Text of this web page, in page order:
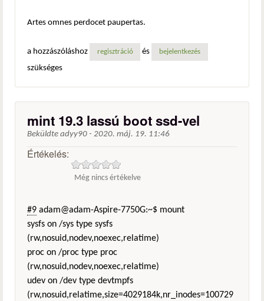
Artes omnes perdocet paupertas.
a hozzászóláshoz regisztráció és bejelentkezés
szükséges
mint 19.3 lassú boot ssd-vel
Beküldte adyy90 - 2020. máj. 19. 11:46
Értékelés:
Még nincs értékelve
#9 adam@adam-Aspire-7750G:~$ mount
sysfs on /sys type sysfs
(rw,nosuid,nodev,noexec,relatime)
proc on /proc type proc
(rw,nosuid,nodev,noexec,relatime)
udev on /dev type devtmpfs
(rw,nosuid,relatime,size=4029184k,nr_inodes=100729